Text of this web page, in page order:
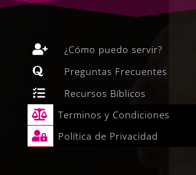
 ¿Cómo puedo servir?
 Preguntas Frecuentes
 Recursos Bíblicos
 Terminos y Condiciones
 Política de Privacidad